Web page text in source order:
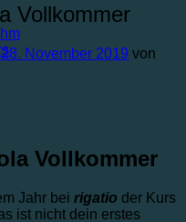
Vollkommer
28. November 2019 von
Vollkommer
Jahr bei rigatio der Kurs
ist nicht dein erstes